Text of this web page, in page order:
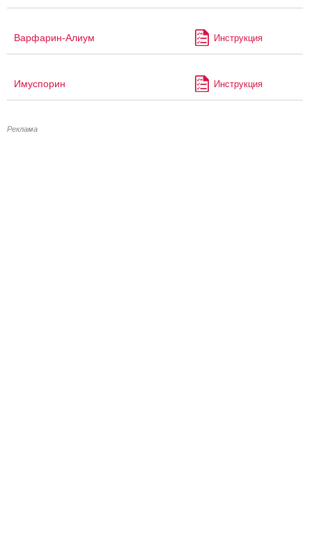
Варфарин-Алиум Инструкция
Имуспорин Инструкция
Реклама